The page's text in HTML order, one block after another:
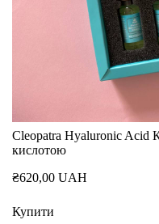
Cleopatra Hyaluronic Acid
кислотою
₴620,00 UAH
Купити